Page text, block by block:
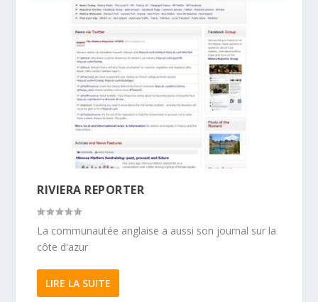
RIVIERA REPORTER
La communautée anglaise a aussi son journal sur la
côte d'azur
LIRE LA SUITE